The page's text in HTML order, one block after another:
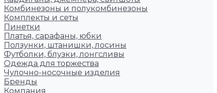
Комбинезоны и полукомбинезоны
Комплекты и сеты
Пинетки
Платья, сарафаны, юбки
Ползунки, штанишки, лосины
Футболки, блузки, лонгсливы
Одежда для торжества
Чулочно-носочные изделия
Бренды
Компания